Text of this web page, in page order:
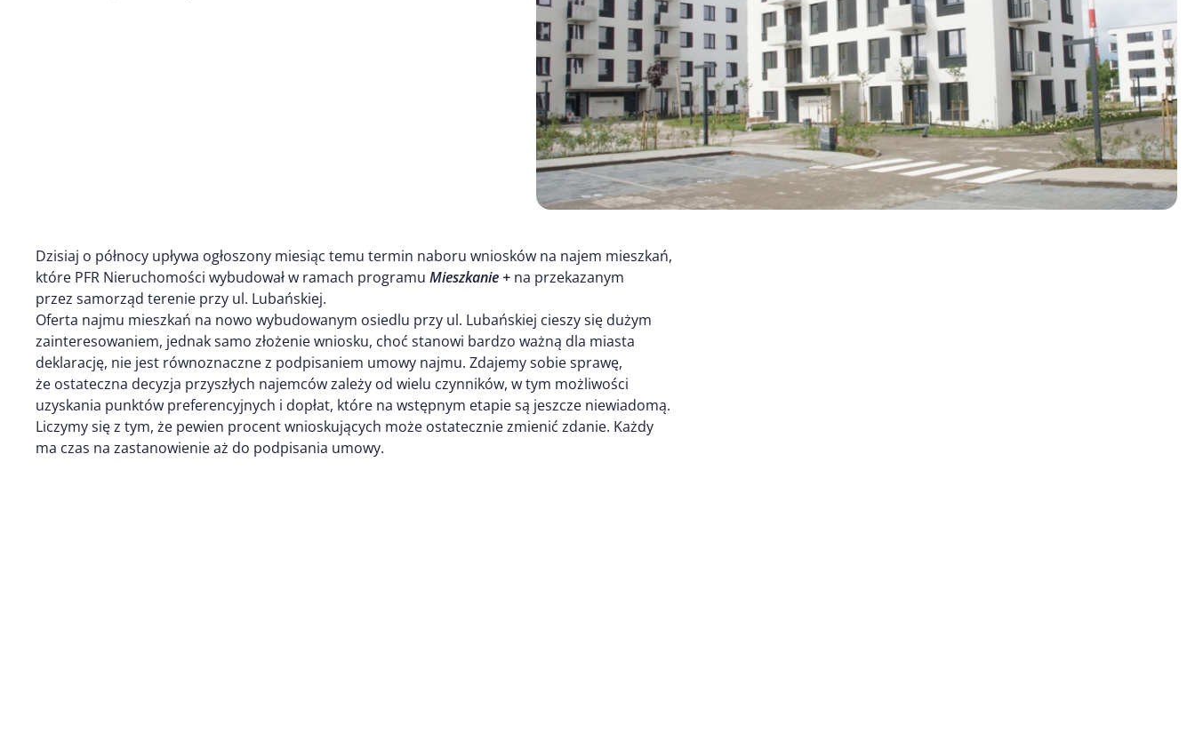
Dzisiaj o północy upływa ogłoszony miesiąc temu termin naboru wniosków na najem mieszkań,
które PFR Nieruchomości wybudował w ramach programu Mieszkanie + na przekazanym
przez samorząd terenie przy ul. Lubańskiej.
Oferta najmu mieszkań na nowo wybudowanym osiedlu przy ul. Lubańskiej cieszy się dużym
zainteresowaniem, jednak samo złożenie wniosku, choć stanowi bardzo ważną dla miasta
deklarację, nie jest równoznaczne z podpisaniem umowy najmu. Zdajemy sobie sprawę,
że ostateczna decyzja przyszłych najemców zależy od wielu czynników, w tym możliwości
uzyskania punktów preferencyjnych i dopłat, które na wstępnym etapie są jeszcze niewiadomą.
Liczymy się z tym, że pewien procent wnioskujących może ostatecznie zmienić zdanie. Każdy
ma czas na zastanowienie aż do podpisania umowy.